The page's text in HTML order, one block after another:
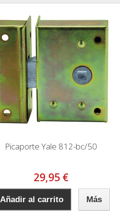
Picaporte Yale 812-bc/50
29,95 €
Añadir al carrito Más